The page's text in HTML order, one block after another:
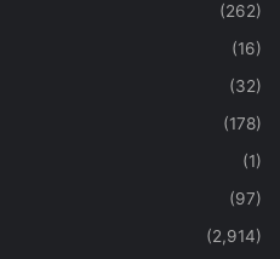
(262)
(16)
(32)
(178)
(1)
(97)
(2,914)